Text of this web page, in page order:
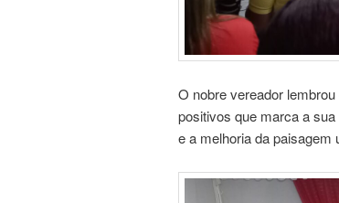
O nobre vereador
positivos que marca a
e a melhoria da paisagem